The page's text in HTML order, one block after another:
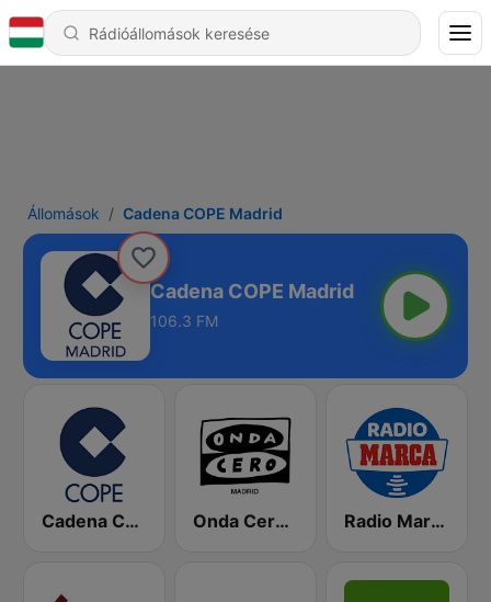
Állomások Cadena COPE Madrid
Cadena COPE Madrid
106.3 FM
Cadena COPE Onda Cero Madrid Radio Marca Nacional